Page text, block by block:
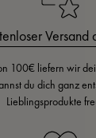
100€ liefern wir
du dich ganz
Lieblingsprodukte